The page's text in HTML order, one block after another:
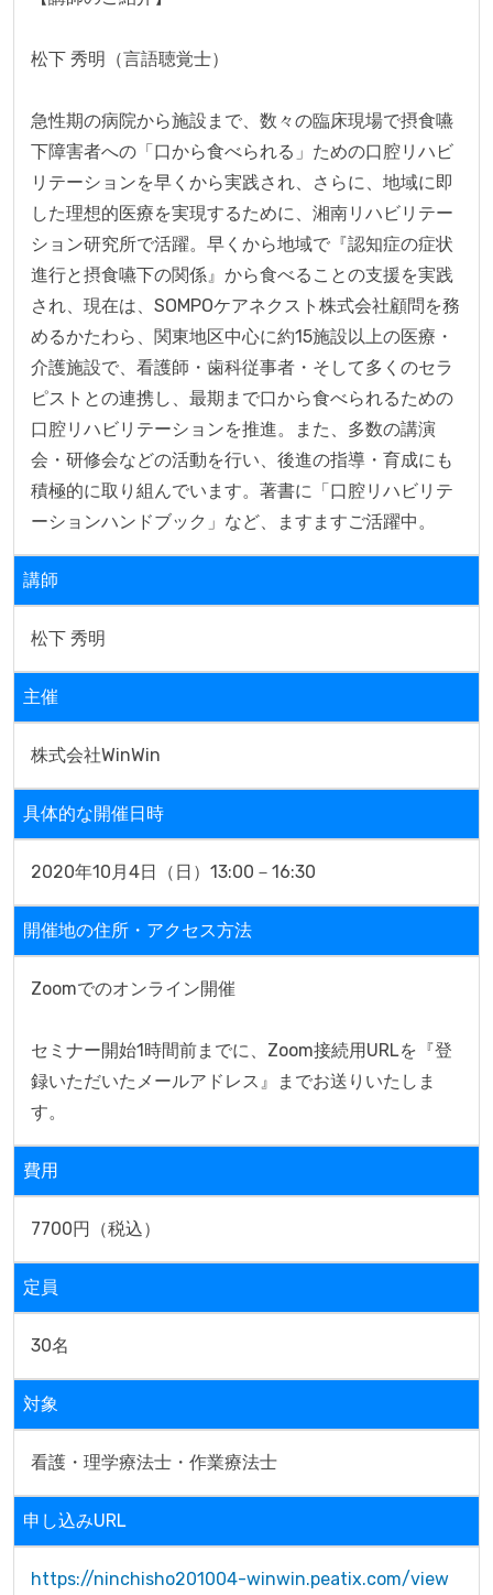
松下 秀明（言語聴覚士）
急性期の病院から施設まで、数々の臨床現場で摂食嚥
下障害者への「口から食べられる」ための口腔リハビ
リテーションを早くから実践され、さらに、地域に即
した理想的医療を実現するために、湘南リハビリテー
ション研究所で活躍。早くから地域で『認知症の症状
進行と摂食嚥下の関係』から食べることの支援を実践
され、現在は、SOMPOケアネクスト株式会社顧問を務
めるかたわら、関東地区中心に約15施設以上の医療・
介護施設で、看護師・歯科従事者・そして多くのセラ
ピストとの連携し、最期まで口から食べられるための
口腔リハビリテーションを推進。また、多数の講演
会・研修会などの活動を行い、後進の指導・育成にも
積極的に取り組んでいます。著書に「口腔リハビリテ
ーションハンドブック」など、ますますご活躍中。
講師
松下 秀明
主催
株式会社WinWin
具体的な開催日時
2020年10月4日（日）13:00－16:30
開催地の住所・アクセス方法
Zoomでのオンライン開催
セミナー開始1時間前までに、Zoom接続用URLを『登
録いただいたメールアドレス』までお送りいたしま
す。
費用
7700円（税込）
定員
30名
対象
看護・理学療法士・作業療法士
申し込みURL
https://ninchisho201004-winwin.peatix.com/view